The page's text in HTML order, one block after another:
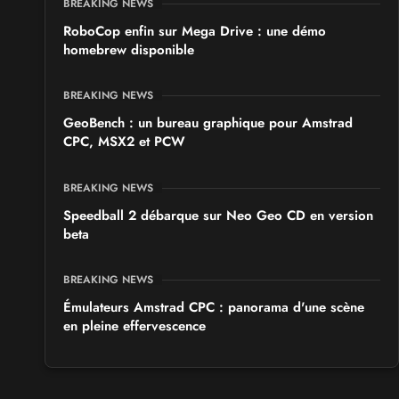
BREAKING NEWS
RoboCop enfin sur Mega Drive : une démo
homebrew disponible
BREAKING NEWS
GeoBench : un bureau graphique pour Amstrad
CPC, MSX2 et PCW
BREAKING NEWS
Speedball 2 débarque sur Neo Geo CD en version
beta
BREAKING NEWS
Émulateurs Amstrad CPC : panorama d'une scène
en pleine effervescence